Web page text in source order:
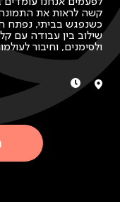
לפעמים אנחנו
קשה לראות את
כשנפגש בביתי, נפתח
שילוב בין עבודה עם
ולסימנים, וחיבור
נשב לקפה, נכיר,
ומסתכלת על החיים.
אספר על העבודה שלי
לעולם שמעבר לפרגוד.
בהירות, כיוון והבנה
נפתח גם פריסת
הסמלים של הטארוט
סימני דרך של החיים.